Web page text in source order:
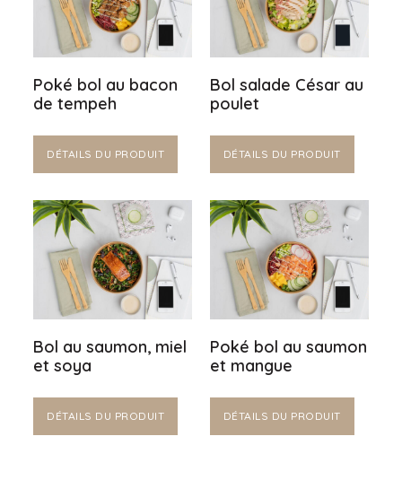
Poké bol au bacon
de tempeh
DÉTAILS DU PRODUIT
Bol salade César au
poulet
DÉTAILS DU PRODUIT
Bol au saumon, miel
et soya
DÉTAILS DU PRODUIT
Poké bol au saumon
et mangue
DÉTAILS DU PRODUIT